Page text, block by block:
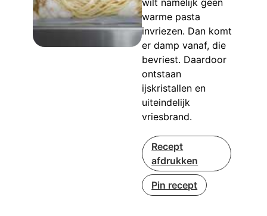
warme pasta
invriezen. Dan komt
er damp vanaf, die
bevriest. Daardoor
ontstaan
ijskristallen en
uiteindelijk
vriesbrand.
Recept
afdrukken
Pin recept